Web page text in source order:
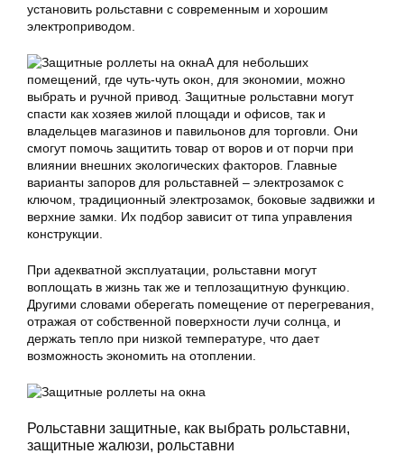
установить рольставни с современным и хорошим
электроприводом.
А для небольших
помещений, где чуть-чуть окон, для экономии, можно
выбрать и ручной привод. Защитные рольставни могут
спасти как хозяев жилой площади и офисов, так и
владельцев магазинов и павильонов для торговли. Они
смогут помочь защитить товар от воров и от порчи при
влиянии внешних экологических факторов. Главные
варианты запоров для рольставней – электрозамок с
ключом, традиционный электрозамок, боковые задвижки и
верхние замки. Их подбор зависит от типа управления
конструкции.
При адекватной эксплуатации, рольставни могут
воплощать в жизнь так же и теплозащитную функцию.
Другими словами оберегать помещение от перегревания,
отражая от собственной поверхности лучи солнца, и
держать тепло при низкой температуре, что дает
возможность экономить на отоплении.
Рольставни защитные, как выбрать рольставни,
защитные жалюзи, рольставни